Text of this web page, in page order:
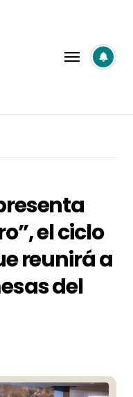
el ciclo
reunirá a
del